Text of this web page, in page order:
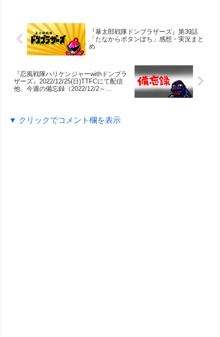
『暴太郎戦隊ドンブラザーズ』第39話
「たなからボタンぽち」感想・実況まと
め
『忍風戦隊ハリケンジャーwithドンブラ
ザーズ』2022/12/25(日)TTFCにて配信
他、今週の備忘録（2022/12/2～
▼ クリックでコメント欄を表示